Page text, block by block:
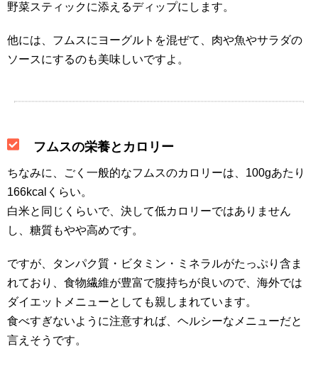
野菜スティックに添えるディップにします。
他には、フムスにヨーグルトを混ぜて、肉や魚やサラダの
ソースにするのも美味しいですよ。
フムスの栄養とカロリー
ちなみに、ごく一般的なフムスのカロリーは、100gあたり
166kcalくらい。
白米と同じくらいで、決して低カロリーではありません
し、糖質もやや高めです。
ですが、タンパク質・ビタミン・ミネラルがたっぷり含ま
れており、食物繊維が豊富で腹持ちが良いので、海外では
ダイエットメニューとしても親しまれています。
食べすぎないように注意すれば、ヘルシーなメニューだと
言えそうです。